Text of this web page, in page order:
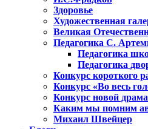
Здоровье
Художественная
Великая
Педагогика С.
Педагогика
Педагогика
Конкурс короткого
Конкурс «Во весь
Конкурс новой
Каким мы помним
Михаил Швейцер